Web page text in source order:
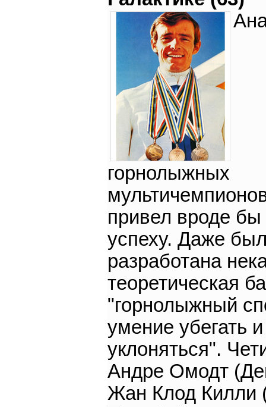
горнолыжных
привел вроде бы
успеху. Даже
разработана
теоретическая
"горнолыжный
умение убегать и
уклоняться".
Андре Омодт
Жан Клод Килли